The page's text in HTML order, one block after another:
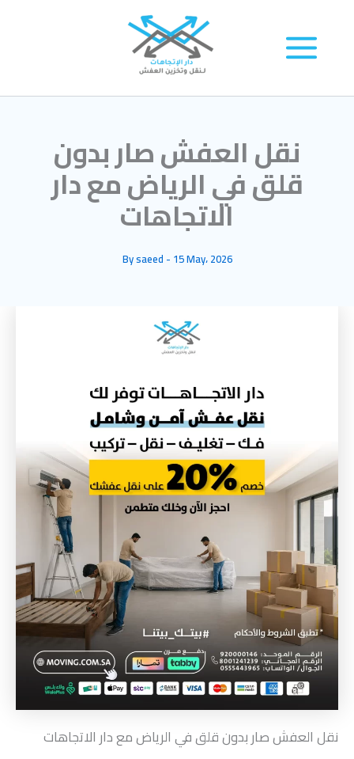
نقل العفش صار بدون
قلق في الرياض مع دار
الاتجاهات
Bysaeed - 15 May، 2026
نقل العفش صار بدون قلق في الرياض مع دار الاتجاهات